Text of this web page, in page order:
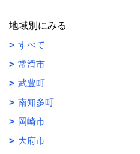
地域別にみる
すべて
常滑市
武豊町
南知多町
岡崎市
大府市